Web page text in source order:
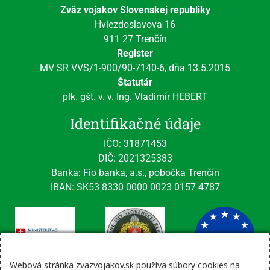
Zväz vojakov Slovenskej republiky
Hviezdoslavova 16
911 27 Trenčín
Register
MV SR VVS/1-900/90-7140-6, dňa 13.5.2015
Štatutár
plk. gšt. v. v. Ing. Vladimír HEBERT
Identifikačné údaje
IČO: 31871453
DIČ: 2021325383
Banka: Fio banka, a.s., pobočka Trenčín
IBAN: SK53 8330 0000 0023 0157 4787
Webová stránka zvazvojakov.sk používa súbory cookies na